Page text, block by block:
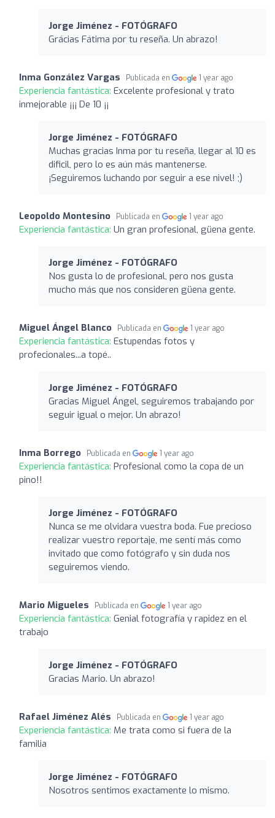
Jorge Jiménez - FOTÓGRAFO
Grácias Fátima por tu reseña. Un abrazo!
Inma González Vargas Publicada en 1 year ago
Experiencia fantástica: Excelente profesional y trato
inmejorable ¡¡¡ De 10 ¡¡
Jorge Jiménez - FOTÓGRAFO
Muchas gracias Inma por tu reseña, llegar al 10 es
dificil, pero lo es aún más mantenerse.
¡Seguiremos luchando por seguir a ese nivel! ;)
Leopoldo Montesino Publicada en 1 year ago
Experiencia fantástica: Un gran profesional, güena gente.
Jorge Jiménez - FOTÓGRAFO
Nos gusta lo de profesional, pero nos gusta
mucho más que nos consideren güena gente.
Miguel Ángel Blanco Publicada en 1 year ago
Experiencia fantástica: Estupendas fotos y
profecionales...a topé..
Jorge Jiménez - FOTÓGRAFO
Gracias Miguel Ángel, seguiremos trabajando por
seguir igual o mejor. Un abrazo!
Inma Borrego Publicada en 1 year ago
Experiencia fantástica: Profesional como la copa de un
pino!!
Jorge Jiménez - FOTÓGRAFO
Nunca se me olvidara vuestra boda. Fue precioso
realizar vuestro reportaje, me sentí más como
invitado que como fotógrafo y sin duda nos
seguiremos viendo.
Mario Migueles Publicada en 1 year ago
Experiencia fantástica: Genial fotografía y rapidez en el
trabajo
Jorge Jiménez - FOTÓGRAFO
Gracias Mario. Un abrazo!
Rafael Jiménez Alés Publicada en 1 year ago
Experiencia fantástica: Me trata como si fuera de la
familia
Jorge Jiménez - FOTÓGRAFO
Nosotros sentimos exactamente lo mismo.